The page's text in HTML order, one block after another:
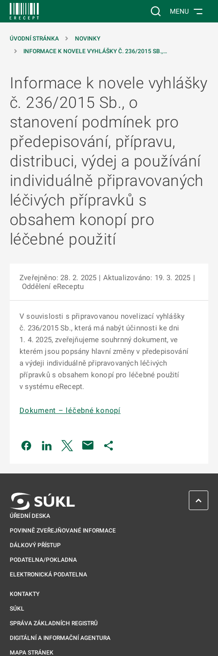
Vyhledávání na
MENU
ÚVODNÍ STRÁNKA
NOVINKY
INFORMACE K NOVELE VYHLÁŠKY Č. 236/2015 SB.,…
Informace k novele vyhlášky
č. 236/2015 Sb., o
stanovení podmínek pro
předepisování, přípravu,
distribuci, výdej a používání
individuálně připravovaných
léčivých přípravků s
obsahem konopí pro
léčebné použití
Zveřejněno: 28. 2. 2025 | Aktualizováno: 19. 3. 2025 |
Oddělení eReceptu
V souvislosti s připravovanou novelizací vyhlášky
č. 236/2015 Sb., která má nabýt účinnosti ke dni
1. 4. 2025, zveřejňujeme souhrnný dokument, ve
kterém jsou popsány hlavní změny v předepisování
a výdeji individuálně připravovaných léčivých
přípravků s obsahem konopí pro léčebné použití
v systému eRecept.
Dokument – léčebné konopí
Odkaz se otevře na nové kartě
Odkaz se otevře na nové kartě
Odkaz se otevře na nové kartě
ÚŘEDNÍ DESKA
POVINNĚ ZVEŘEJŇOVANÉ INFORMACE
DÁLKOVÝ PŘÍSTUP
PODATELNA/POKLADNA
ELEKTRONICKÁ PODATELNA
KONTAKTY
SÚKL
SPRÁVA ZÁKLADNÍCH REGISTRŮ
DIGITÁLNÍ A INFORMAČNÍ AGENTURA
MAPA STRÁNEK
ZPĚT